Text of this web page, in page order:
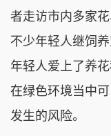
者走访市内多家
不少年轻人继饲
年轻人爱上了养
在绿色环境当中
发生的风险。